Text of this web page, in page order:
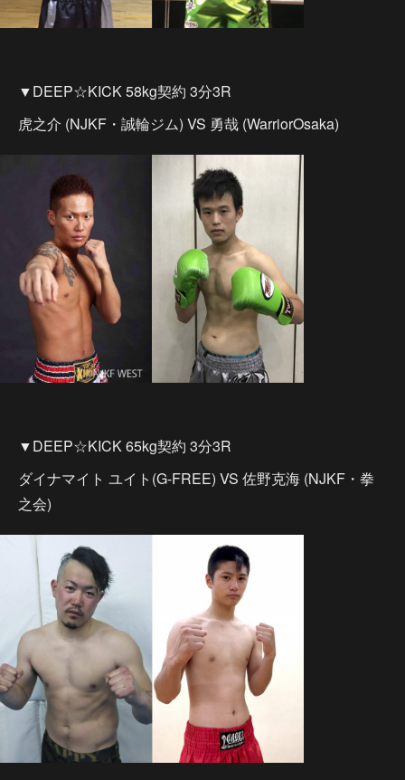
▼DEEP☆KICK 58kg契約 3分3R
虎之介 (NJKF・誠輪ジム) VS 勇哉 (WarriorOsaka)
▼DEEP☆KICK 65kg契約 3分3R
ダイナマイト ユイト(G-FREE) VS 佐野克海 (NJKF・拳
之会)